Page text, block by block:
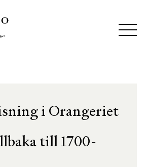
i Orangeriet
till 1700-